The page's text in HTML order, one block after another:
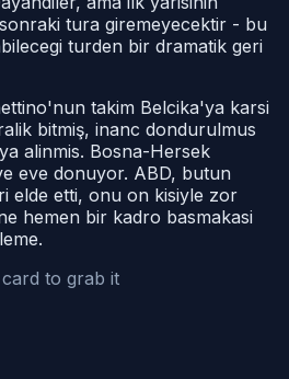
tura giremeyecektir - bu
turden bir dramatik geri
takim Belcika'ya karsi
bitmiş, inanc dondurulmus
alinmis. Bosna-Hersek
eve donuyor. ABD, butun
elde etti, onu on kisiyle zor
hemen bir kadro basmakasi
to grab it